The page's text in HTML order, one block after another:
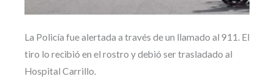
La Policía fue alertada a través de un llamado al 911. El
tiro lo recibió en el rostro y debió ser trasladado al
Hospital Carrillo.